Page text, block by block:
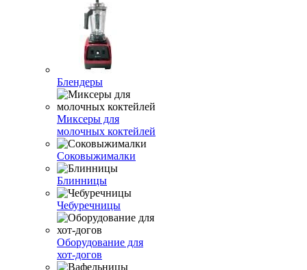
Блендеры
Миксеры для
молочных коктейлей
Соковыжималки
Блинницы
Чебуречницы
Оборудование для
хот-догов